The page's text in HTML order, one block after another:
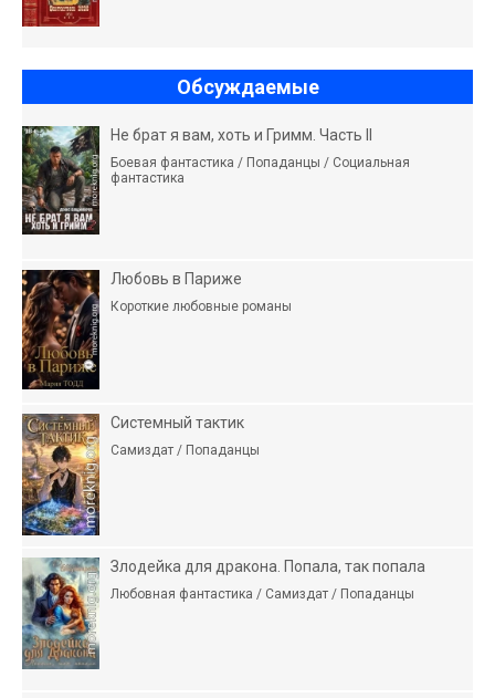
Обсуждаемые
Не брат я вам, хоть и Гримм. Часть II
Боевая фантастика / Попаданцы / Социальная
фантастика
Любовь в Париже
Короткие любовные романы
Системный тактик
Самиздат / Попаданцы
Злодейка для дракона. Попала, так попала
Любовная фантастика / Самиздат / Попаданцы